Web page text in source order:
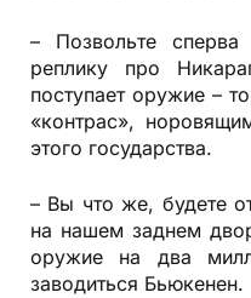
– Позвольте сперва
реплику про
поступает оружие –
«контрас»,
этого государства.
– Вы что же, будете
на нашем заднем
оружие на два
заводиться Бьюкенен.